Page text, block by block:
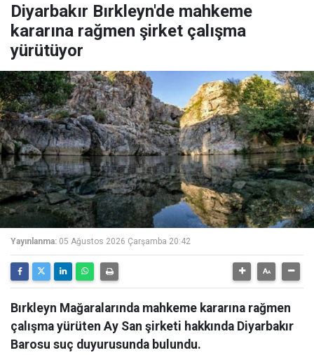
Diyarbakır Bırkleyn'de mahkeme
kararına rağmen şirket çalışma
yürütüyor
Yayınlanma: 05 Ağustos 2026 Çarşamba 20:42
Bırkleyn Mağaralarında mahkeme kararına rağmen
çalışma yürüten Ay San şirketi hakkında Diyarbakır
Barosu suç duyurusunda bulundu.